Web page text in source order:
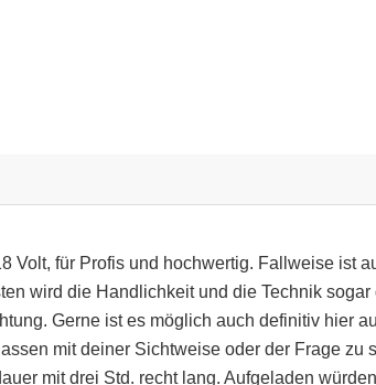
Volt, für Profis und hochwertig. Fallweise ist
wird die Handlichkeit und die Technik
Gerne ist es möglich auch definitiv hier
mit deiner Sichtweise oder der Frage zu
mit drei Std. recht lang. Aufgeladen